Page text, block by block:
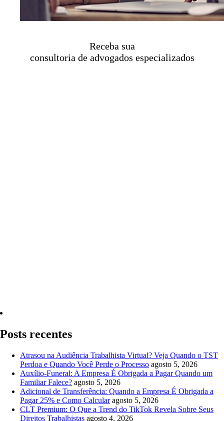
Receba sua
consultoria de advogados especializados
Posts recentes
Atrasou na Audiência Trabalhista Virtual? Veja Quando o TST
Perdoa e Quando Você Perde o Processo agosto 5, 2026
Auxílio-Funeral: A Empresa É Obrigada a Pagar Quando um
Familiar Falece? agosto 5, 2026
Adicional de Transferência: Quando a Empresa É Obrigada a
Pagar 25% e Como Calcular agosto 5, 2026
CLT Premium: O Que a Trend do TikTok Revela Sobre Seus
Direitos Trabalhistas agosto 4, 2026